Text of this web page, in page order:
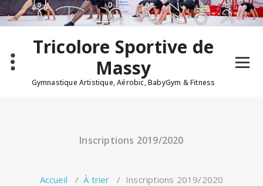
Aller
au
contenu
Tricolore Sportive de
Massy
Gymnastique Artistique, Aérobic, BabyGym & Fitness
Inscriptions 2019/2020
Accueil /À trier / Inscriptions 2019/2020